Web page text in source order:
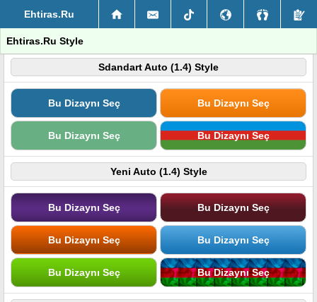
Ehtiras.Ru
Ehtiras.Ru Style
Sdandart Auto (1.4) Style
Bu Dizaynı Seç Bu Dizaynı Seç
Bu Dizaynı Seç Bu Dizaynı Seç
Yeni Auto (1.4) Style
Bu Dizaynı Seç Bu Dizaynı Seç
Bu Dizaynı Seç Bu Dizaynı Seç
Bu Dizaynı Seç Bu Dizaynı Seç